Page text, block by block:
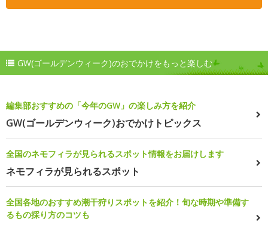
GW(ゴールデンウィーク)のおでかけをもっと楽しむ
編集部おすすめの「今年のGW」の楽しみ方を紹介
GW(ゴールデンウィーク)おでかけトピックス
全国のネモフィラが見られるスポット情報をお届けします
ネモフィラが見られるスポット
全国各地のおすすめ潮干狩りスポットを紹介！旬な時期や準備す
るもの採り方のコツも